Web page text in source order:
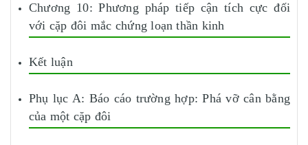
Chương 10: Phương pháp tiếp cận tích cực đối
với cặp đôi mắc chứng loạn thần kinh
Kết luận
Phụ lục A: Báo cáo trường hợp: Phá vỡ cân bằng
của một cặp đôi